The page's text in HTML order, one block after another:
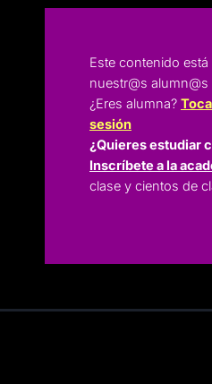
Este contenido
nuestr@s
¿Eres alumna?
sesión
¿Quieres estudiar
Inscríbete a la
clase y cientos de